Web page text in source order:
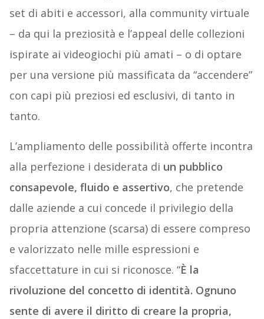
set di abiti e accessori, alla community virtuale
– da qui la preziosità e l’appeal delle collezioni
ispirate ai videogiochi più amati – o di optare
per una versione più massificata da “accendere”
con capi più preziosi ed esclusivi, di tanto in
tanto.
L’ampliamento delle possibilità offerte incontra
alla perfezione i desiderata di un pubblico
consapevole, fluido e assertivo, che pretende
dalle aziende a cui concede il privilegio della
propria attenzione (scarsa) di essere compreso
e valorizzato nelle mille espressioni e
sfaccettature in cui si riconosce. “È la
rivoluzione del concetto di identità. Ognuno
sente di avere il diritto di creare la propria,